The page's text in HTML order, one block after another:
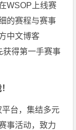
WSOP上线赛
的赛程与赛事
中文博客
获得第一手赛事
台，集结多元
事活动，致力